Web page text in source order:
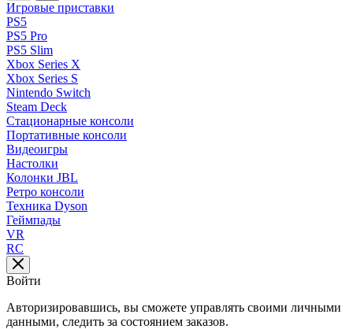
Игровые приставки
PS5
PS5 Pro
PS5 Slim
Xbox Series X
Xbox Series S
Nintendo Switch
Steam Deck
Стационарные консоли
Портативные консоли
Видеоигры
Настолки
Колонки JBL
Ретро консоли
Техника Dyson
Геймпады
VR
RC
Войти
Авторизировавшись, вы сможете управлять своими личными
данными, следить за состоянием заказов.